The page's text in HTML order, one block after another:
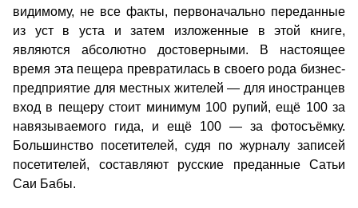
видимому, не все факты, первоначально переданные
из уст в уста и затем изложенные в этой книге,
являются абсолютно достоверными. В настоящее
время эта пещера превратилась в своего рода бизнес-
предприятие для местных жителей — для иностранцев
вход в пещеру стоит минимум 100 рупий, ещё 100 за
навязываемого гида, и ещё 100 — за фотосъёмку.
Большинство посетителей, судя по журналу записей
посетителей, составляют русские преданные Сатьи
Саи Бабы.